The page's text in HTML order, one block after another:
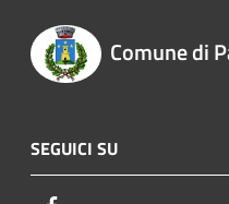
Comune di
SEGUICI SU